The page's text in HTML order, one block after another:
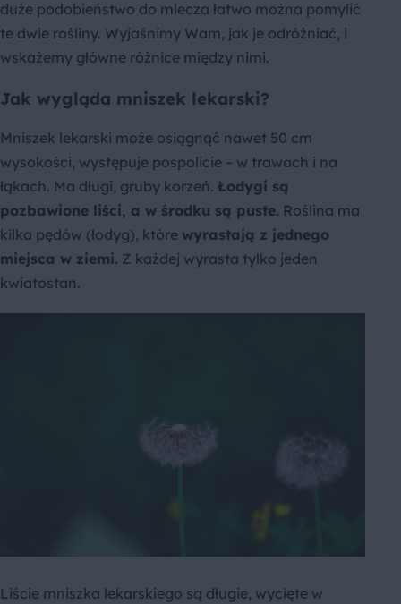
duże podobieństwo do mlecza łatwo można pomylić
te dwie rośliny. Wyjaśnimy Wam, jak je odróżniać, i
wskażemy główne różnice między nimi.
Jak wygląda mniszek lekarski?
Mniszek lekarski może osiągnąć nawet 50 cm
wysokości, występuje pospolicie – w trawach i na
łąkach. Ma długi, gruby korzeń. Łodygi są
pozbawione liści, a w środku są puste. Roślina ma
kilka pędów (łodyg), które wyrastają z jednego
miejsca w ziemi. Z każdej wyrasta tylko jeden
kwiatostan.
Liście mniszka lekarskiego są długie, wycięte w